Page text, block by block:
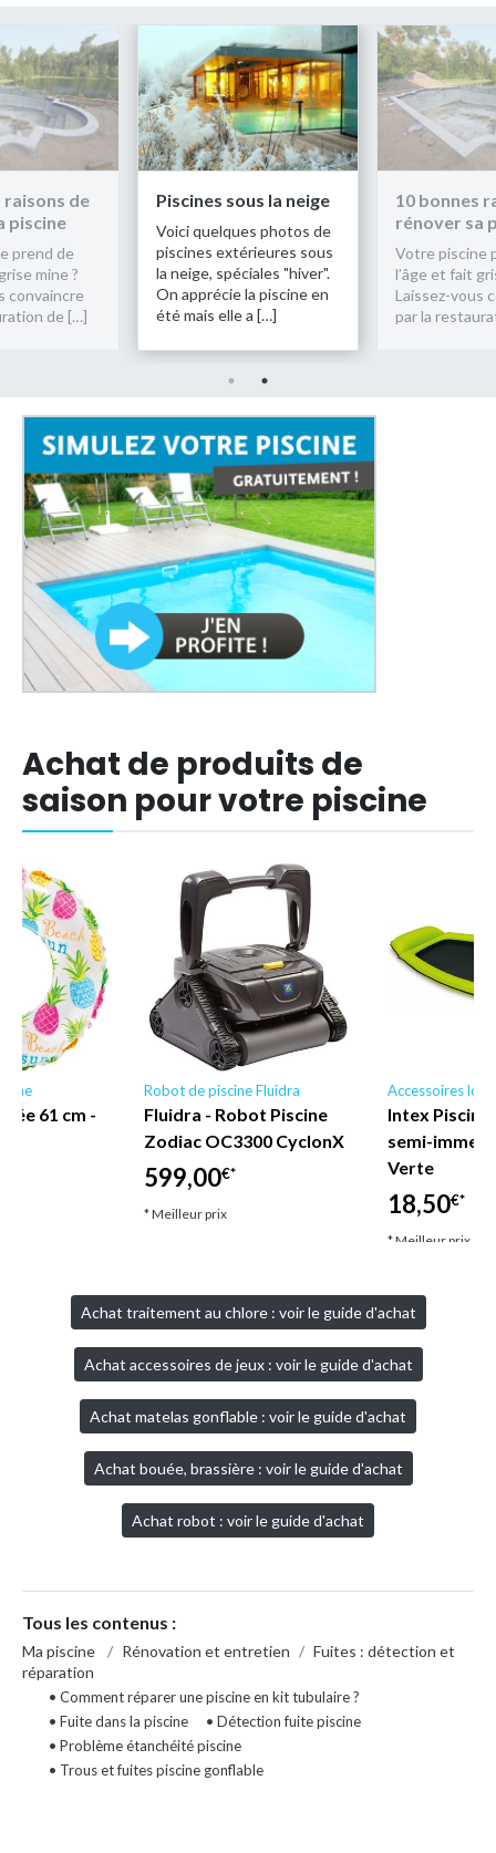
sous la neige
quelques photos de
extérieures sous
spéciales "hiver".
apprécie la piscine en
mais elle a […]
10 bonnes raisons de
rénover sa piscine
Votre piscine prend de
l’âge et fait grise mine ?
Laissez-vous convaincre
par la restauration de […]
la
On
été
Achat de produits de
saison pour votre piscine
61 cm -
Robot de piscine Fluidra
Fluidra - Robot Piscine
Zodiac OC3300 CyclonX
599,00€*
* Meilleur prix
Accessoires
Intex
semi-
Verte
18,50€*
* Meilleur prix
Achat traitement au chlore : voir le guide d'achat
Achat accessoires de jeux : voir le guide d'achat
Achat matelas gonflable : voir le guide d'achat
Achat bouée, brassière : voir le guide d'achat
Achat robot : voir le guide d'achat
Tous les contenus :
Ma piscine / Rénovation et entretien / Fuites : détection et
réparation
• Comment réparer une piscine en kit tubulaire ?
• Fuite dans la piscine
• Détection fuite piscine
• Problème étanchéité piscine
• Trous et fuites piscine gonflable